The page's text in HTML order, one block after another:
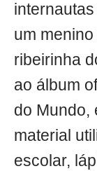
um
ribeirinha
ao álbum
do Mundo,
material
escolar,